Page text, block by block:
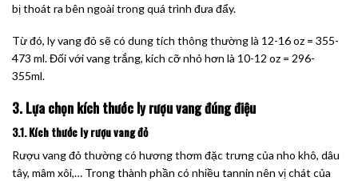
bị thoát ra bên ngoài trong quá trình đưa đẩy.
Từ đó, ly vang đỏ sẽ có dung tích thông thường là 12-16 oz = 355-
473 ml. Đối với vang trắng, kích cỡ nhỏ hơn là 10-12 oz = 296-
355ml.
3. Lựa chọn kích thước ly rượu vang đúng điệu
3.1. Kích thước ly rượu vang đỏ
Rượu vang đỏ thường có hương thơm đặc trưng của nho khô, dâu
tây, mâm xôi,… Trong thành phần có nhiều tannin nên vị chát của